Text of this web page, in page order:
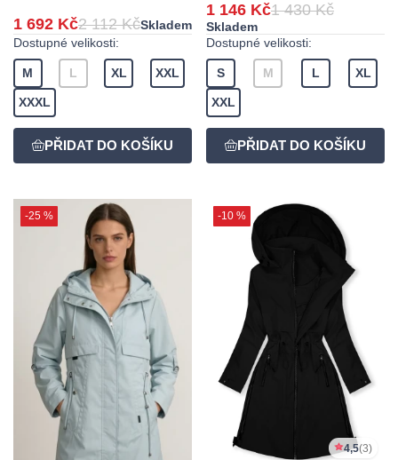
1 692 Kč2 112 KčSkladem
Dostupné velikosti:
M L XL XXL
XXXL
1 146 Kč1 430 Kč
Skladem
Dostupné velikosti:
S M L XL
XXL
-25 % -10 %
4,5(3)